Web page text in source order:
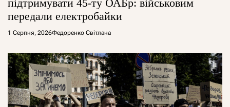
підтримувати 45-ту ОАБр: військовим
передали електробайки
1 Серпня, 2026Федоренко Світлана